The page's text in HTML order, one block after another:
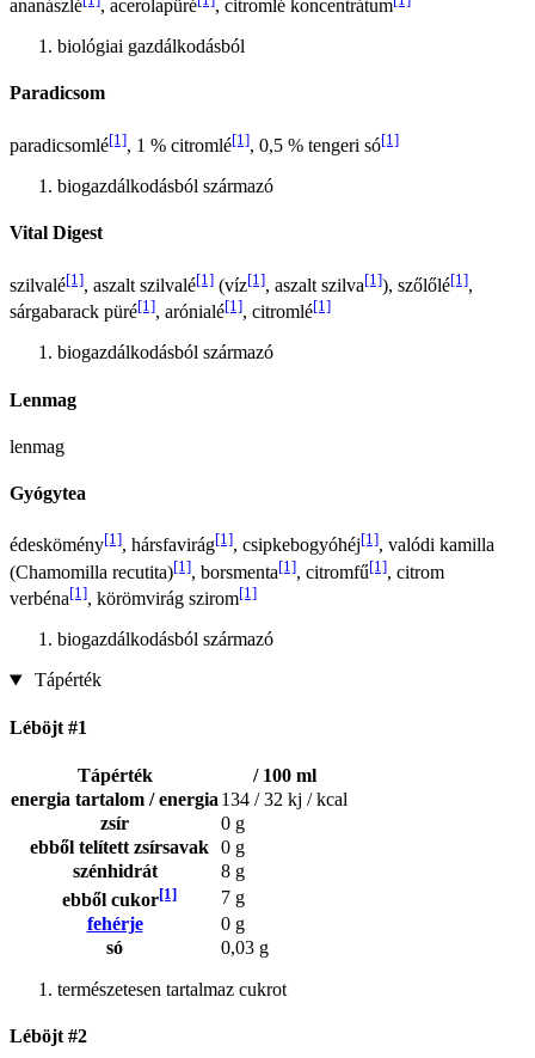
ananászlé
, acerolapüré , citromlé koncentrátum
biológiai gazdálkodásból
Paradicsom
paradicsomlé[1], 1 % citromlé[1], 0,5 % tengeri só[1]
biogazdálkodásból származó
Vital Digest
szilvalé[1], aszalt szilvalé[1] (víz[1], aszalt szilva[1]), szőlőlé[1],
sárgabarack püré[1], arónialé[1], citromlé[1]
biogazdálkodásból származó
Lenmag
lenmag
Gyógytea
édeskömény[1], hársfavirág[1], csipkebogyóhéj[1], valódi kamilla
(Chamomilla recutita)[1], borsmenta[1], citromfű[1], citrom
verbéna[1], körömvirág szirom[1]
biogazdálkodásból származó
Tápérték
Léböjt #1
Tápérték
/ 100 ml
energia tartalom / energia 134 / 32 kj / kcal
zsír
0 g
ebből telített zsírsavak 0 g
szénhidrát
8 g
ebből cukor[1]
7 g
fehérje
0 g
só
0,03 g
természetesen tartalmaz cukrot
Léböjt #2